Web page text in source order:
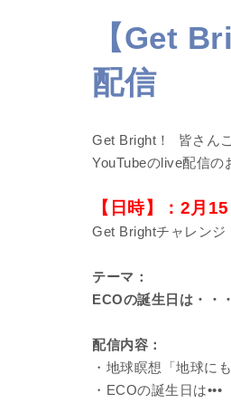
【Get
配信
Get Bright！ 皆さん
YouTubeのlive配信の
【日時】：2月
Get Brightチャレンジ
テーマ：
ECOの誕生日は・・・
配信内容：
・地球瞑想「地球に
・ECOの誕生日は•••